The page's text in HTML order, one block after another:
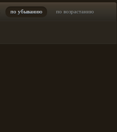
по убыванию по возрастанию